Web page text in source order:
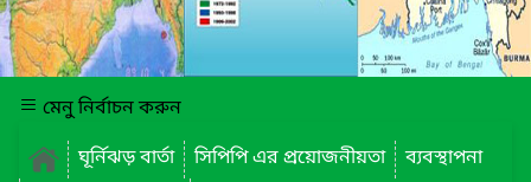
মেনু নির্বাচন করুন
ঘূর্নিঝড় বার্তা
সিপিপি এর প্রয়োজনীয়তা
ব্যবস্থাপনা